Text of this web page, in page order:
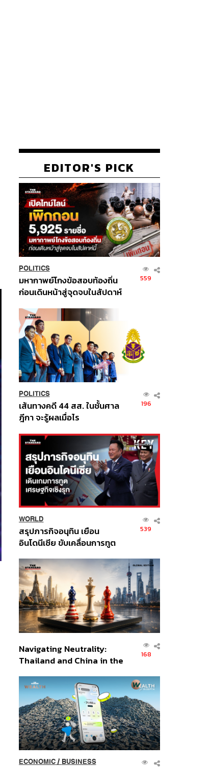
EDITOR'S PICK
POLITICS
มหากาพย์โกงข้อสอบท้องถิ่น
ก่อนเดินหน้าสู่จุดจบในสัปดาห์
559
POLITICS
เส้นทางคดี 44 สส. ในชั้นศาล
ฎีกา จะรู้ผลเมื่อไร
196
WORLD
สรุปภารกิจอนุทิน เยือน
อินโดนีเซีย ขับเคลื่อนการทูต
ส่วนยุทธศาสตร์ไทย –
อินโดนีเซีย
539
Navigating Neutrality:
Thailand and China in the
Order
168
ECONOMIC/ BUSINESS